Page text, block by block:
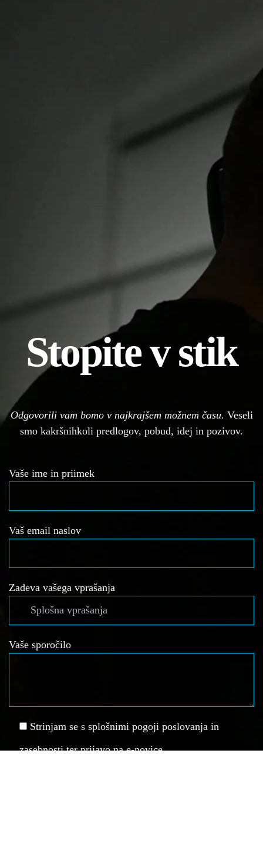
Stopite v stik
Odgovorili vam bomo v najkrajšem možnem času. Veseli
smo kakršnihkoli predlogov, pobud, idej in pozivov.
Vaše ime in priimek
Vaš email naslov
Zadeva vašega vprašanja
Vaše sporočilo
Strinjam se s splošnimi pogoji poslovanja in
zasebnosti ter prijavo na e-novice